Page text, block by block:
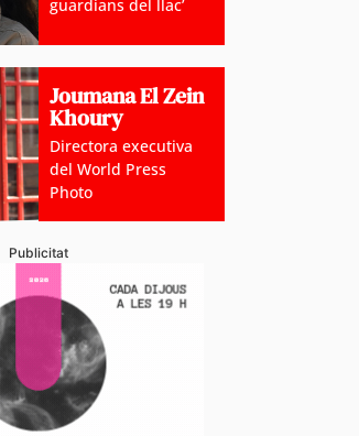
guardians del llac’
Joumana El Zein
Khoury
Directora executiva
del World Press
Photo
Publicitat